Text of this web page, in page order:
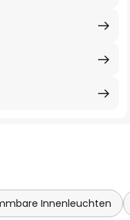
Innenleuchten